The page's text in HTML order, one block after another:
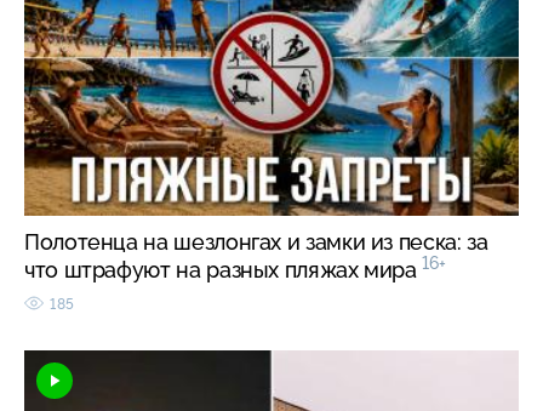
Полотенца на шезлонгах и замки из песка: за
что штрафуют на разных пляжах мира 16+
185